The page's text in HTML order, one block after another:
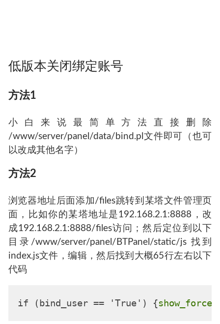
低版本关闭绑定账号
方法1
小白来说最简单方法直接删除
/www/server/panel/data/bind.pl文件即可（也可
以改成其他名字）
方法2
浏览器地址后面添加/files跳转到某塔文件管理页
面，比如你的某塔地址是192.168.2.1:8888，改
成192.168.2.1:8888/files访问；然后定位到以下
目录/www/server/panel/BTPanel/static/js 找到
index.js文件，编辑，然后找到大概65行左右以下
代码
if (bind_user == 'True') {